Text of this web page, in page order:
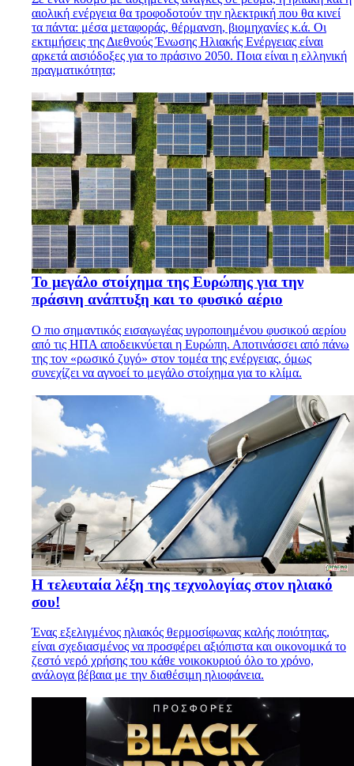
αιολική ενέργεια θα τροφοδοτούν την ηλεκτρική που θα κινεί
τα πάντα: μέσα μεταφοράς, θέρμανση, βιομηχανίες κ.ά. Οι
εκτιμήσεις της Διεθνούς Ένωσης Ηλιακής Ενέργειας είναι
αρκετά αισιόδοξες για το πράσινο 2050. Ποια είναι η ελληνική
πραγματικότητα;
Το μεγάλο στοίχημα της Ευρώπης για την
πράσινη ανάπτυξη και το φυσικό αέριο
Ο πιο σημαντικός εισαγωγέας υγροποιημένου φυσικού αερίου
από τις ΗΠΑ αποδεικνύεται η Ευρώπη. Αποτινάσσει από πάνω
της τον «ρωσικό ζυγό» στον τομέα της ενέργειας, όμως
συνεχίζει να αγνοεί το μεγάλο στοίχημα για το κλίμα.
Η τελευταία λέξη της τεχνολογίας στον ηλιακό
σου!
Ένας εξελιγμένος ηλιακός θερμοσίφωνας καλής ποιότητας,
είναι σχεδιασμένος να προσφέρει αξιόπιστα και οικονομικά το
ζεστό νερό χρήσης του κάθε νοικοκυριού όλο το χρόνο,
ανάλογα βέβαια με την διαθέσιμη ηλιοφάνεια.